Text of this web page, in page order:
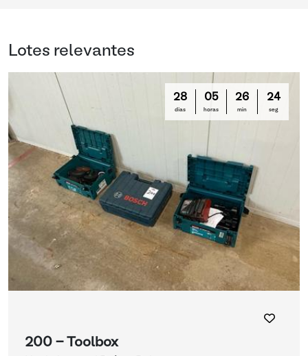
Lotes relevantes
28
días
05
horas
26
min
23
seg
200 - Toolbox